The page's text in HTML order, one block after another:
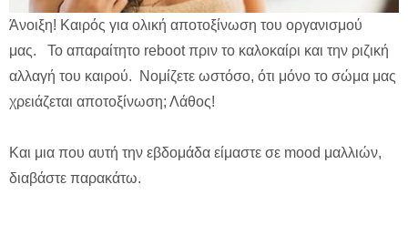
Άνοιξη! Καιρός για ολική αποτοξίνωση του οργανισμού
μας. Το απαραίτητο reboot πριν το καλοκαίρι και την ριζική
αλλαγή του καιρού. Νομίζετε ωστόσο, ότι μόνο το σώμα μας
χρειάζεται αποτοξίνωση; Λάθος!
Kαι μια που αυτή την εβδομάδα είμαστε σε mood μαλλιών,
διαβάστε παρακάτω.